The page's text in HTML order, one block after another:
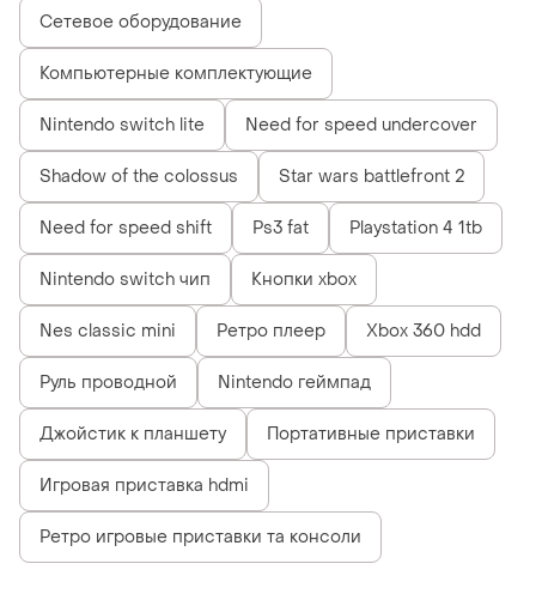
Сетевое оборудование
Компьютерные комплектующие
Nintendo switch lite Need for speed undercover
Shadow of the colossus Star wars battlefront 2
Need for speed shift Ps3 fat Playstation 4 1tb
Nintendo switch чип Кнопки xbox
Nes classic mini Ретро плеер Xbox 360 hdd
Руль проводной Nintendo геймпад
Джойстик к планшету Портативные приставки
Игровая приставка hdmi
Ретро игровые приставки та консоли